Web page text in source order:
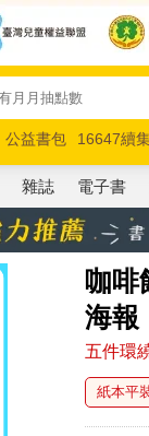
公益書包 16647續
馬斯克 玩具總動員5
雜誌 電子書
咖啡
海報
五件環
紙本平